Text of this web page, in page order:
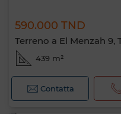
590.000 TND
Terreno a El Menzah 9,
439 m²
Contatta